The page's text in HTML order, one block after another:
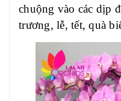
chuộng vào các dịp
trương, lễ, tết, quà